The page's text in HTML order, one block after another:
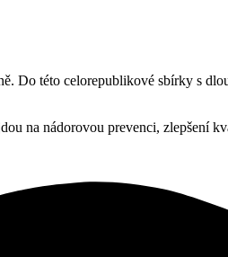
Do této celorepublikové sbírky s
na nádorovou prevenci,